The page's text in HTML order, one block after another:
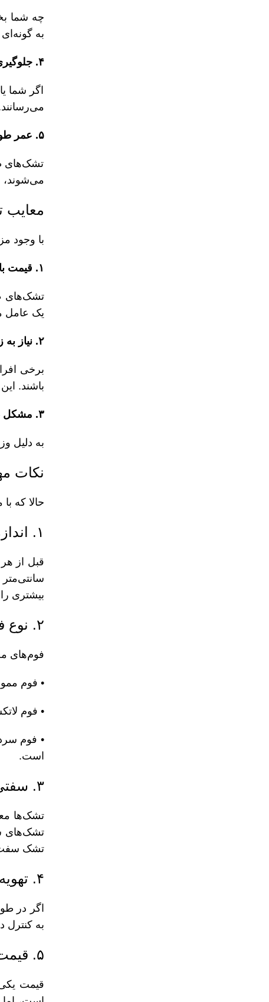
چه شما
به
۴. جلوگیری از انتقال حرکت
اگر شما
۵. عمر طولانی‌تر
تشک‌های
می‌شوند،
معایب
با وجود
۱. قیمت بالاتر
تشک‌های
یک عامل
۲. نیاز به زمان برای عادت کردن
برخی
باشند.
۳. مشکل در جابجایی
به دلیل
نکات
حالا که
۱. اندازه و ابعاد
بیشتری
۲. نوع فوم
فوم‌های
• فوم
• فوم
• فوم
است.
۳. سفتی تشک
تشک‌ها
تشک‌های
تشک
۴. تهویه
اگر در
به کنترل
۵. قیمت